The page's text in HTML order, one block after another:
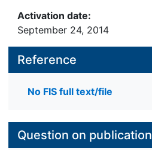
Activation date:
September 24, 2014
Reference
No FIS full text/file
Question on publication